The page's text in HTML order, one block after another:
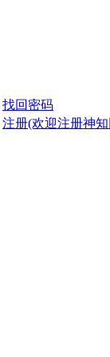
找回密码
注册(欢迎注册神